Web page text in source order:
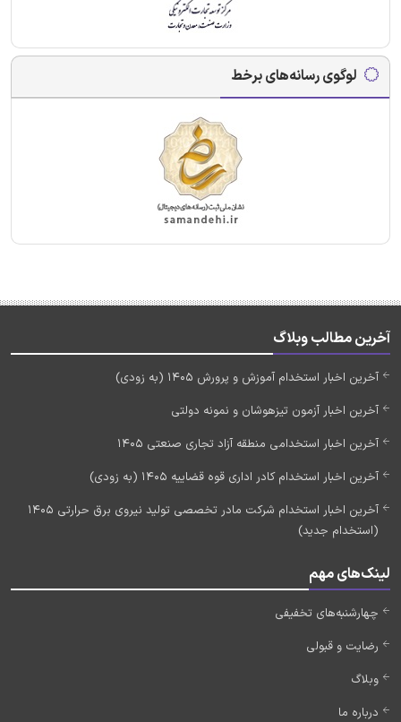
لوگوی رسانه‌های برخط
آخرین مطالب وبلاگ
آخرین اخبار استخدام آموزش و پرورش 1405 (به زودی)
آخرین اخبار آزمون تیزهوشان و نمونه دولتی
آخرین اخبار استخدامی منطقه آزاد تجاری صنعتی 1405
آخرین اخبار استخدام کادر اداری قوه قضاییه 1405 (به زودی)
آخرین اخبار استخدام شرکت مادر تخصصی تولید نیروی برق حرارتی 1405
(استخدام جدید)
لینک‌های مهم
چهارشنبه‌های تخفیفی
رضایت و قبولی
وبلاگ
درباره ما